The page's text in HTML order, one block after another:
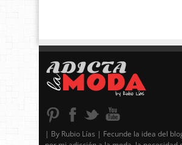
| By Rubio Lías | Fecunde la idea del